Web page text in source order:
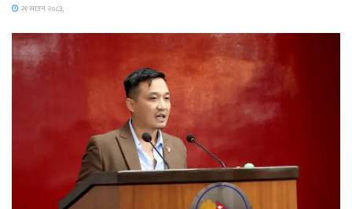
२१ साउन २०८३,